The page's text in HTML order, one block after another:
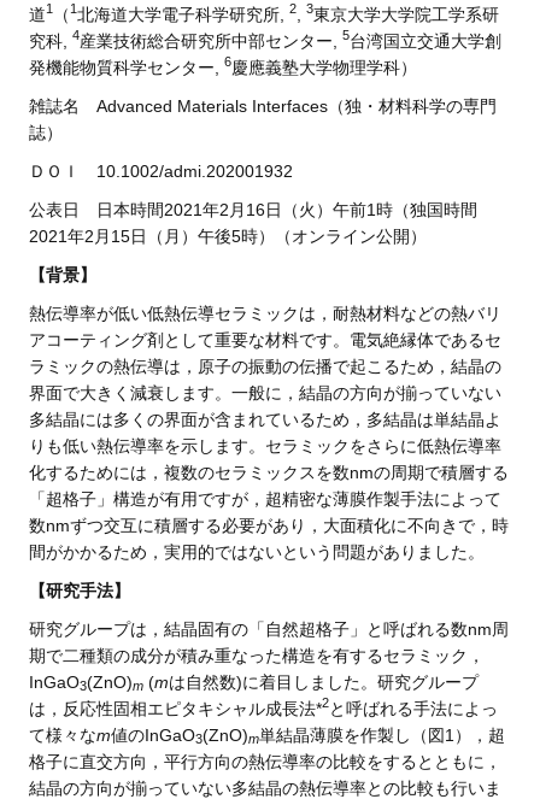
道1 （ 1 北海道大学電子科学研究所, 2, 3東京大学大学院工学系研
究科,
4産業技術総合研究所中部センター, 5台湾国立交通大学創
発機能物質科学センター,
6慶應義塾大学物理学科）
雑誌名 Advanced Materials Interfaces（独・材料科学の専門
誌）
ＤＯＩ 10.1002/admi.202001932
公表日 日本時間2021年2月16日（火）午前1時（独国時間
2021年2月15日（月）午後5時）（オンライン公開）
【背景】
熱伝導率が低い低熱伝導セラミックは，耐熱材料などの熱バリ
アコーティング剤として重要な材料です。電気絶縁体であるセ
ラミックの熱伝導は，原子の振動の伝播で起こるため，結晶の
界面で大きく減衰します。一般に，結晶の方向が揃っていない
多結晶には多くの界面が含まれているため，多結晶は単結晶よ
りも低い熱伝導率を示します。セラミックをさらに低熱伝導率
化するためには，複数のセラミックスを数nmの周期で積層する
「超格子」構造が有用ですが，超精密な薄膜作製手法によって
数nmずつ交互に積層する必要があり，大面積化に不向きで，時
間がかかるため，実用的ではないという問題がありました。
【研究手法】
研究グループは，結晶固有の「自然超格子」と呼ばれる数nm周
期で二種類の成分が積み重なった構造を有するセラミック，
InGaO3(ZnO)m(mは自然数)に着目しました。研究グループ
は，反応性固相エピタキシャル成長法*2と呼ばれる手法によっ
て様々なm値のInGaO3(ZnO)m単結晶薄膜を作製し（図1），超
格子に直交方向，平行方向の熱伝導率の比較をするとともに，
結晶の方向が揃っていない多結晶の熱伝導率との比較も行いま